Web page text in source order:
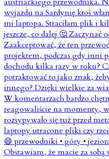
Obstawiam, że macie za